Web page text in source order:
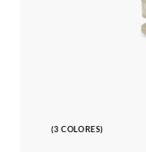
(3 COLORES)